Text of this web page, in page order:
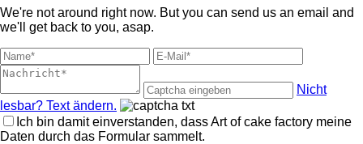
We're not around right now. But you can send us an email and
we'll get back to you, asap.
Nicht
lesbar? Text ändern.
Ich bin damit einverstanden, dass Art of cake factory meine
Daten durch das Formular sammelt.